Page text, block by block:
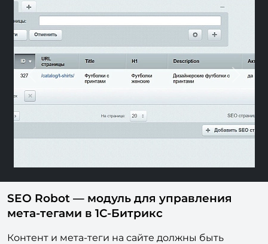
Previous Next
SEO Robot — модуль для управления
мета-тегами в 1С-Битрикс
Контент и мета-теги на сайте должны быть